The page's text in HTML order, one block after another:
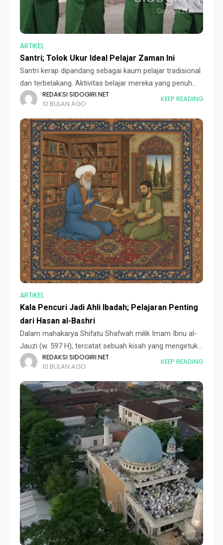
ARTIKEL
Santri; Tolok Ukur Ideal Pelajar Zaman Ini
Santri kerap dipandang sebagai kaum pelajar tradisional
dan terbelakang. Aktivitas belajar mereka yang penuh
dengan kesederhanaan sering kali dicap sebagai
metode yang sudah ketinggalan zaman. Namun, jika kita
telusuri lebih
REDAKSI SIDOGIRI.NET
10 BULAN AGO
KEEP READING
ARTIKEL
Kala Pencuri Jadi Ahli Ibadah; Pelajaran Penting
dari Hasan al-Bashri
Dalam mahakarya Shifatu Shafwah milik Imam Ibnu al-
Jauzi (w. 597 H), tercatat sebuah kisah yang mengetuk
pintu hati. Kisah ini datang dari pribadi agung, tokoh
tabi’in terkemuka, al-Imam Hasan al-Bashri,
REDAKSI SIDOGIRI.NET
10 BULAN AGO
KEEP READING